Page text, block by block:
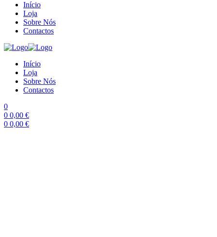
Início
Loja
Sobre Nós
Contactos
Início
Loja
Sobre Nós
Contactos
0
0 0,00 €
0 0,00 €